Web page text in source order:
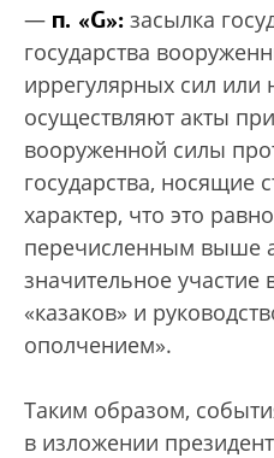
— п. «G»: засылка
государства
иррегулярных сил или
осуществляют акты
вооруженной силы
государства, носящие
характер, что это
перечисленным выше
значительное
«казаков» и
ополчением».
Таким образом,
в изложении